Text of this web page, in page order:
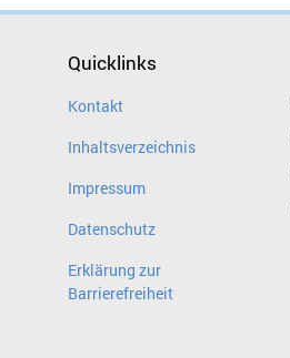
Quicklinks
Kontakt
Inhaltsverzeichnis
Impressum
Datenschutz
Erklärung zur
Barrierefreiheit